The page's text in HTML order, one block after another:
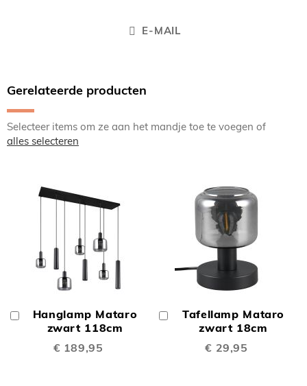
E-MAIL
Gerelateerde producten
Selecteer items om ze aan het mandje toe te voegen of
alles selecteren
Hanglamp Mataro
zwart 118cm
€ 189,95
Winkelwagen
Tafellamp Mataro
zwart 18cm
€ 29,95
Winkelwagen